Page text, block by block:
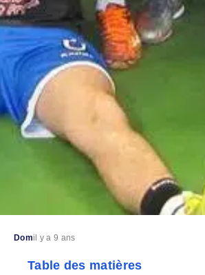
Domil y a 9 ans
Table des matières